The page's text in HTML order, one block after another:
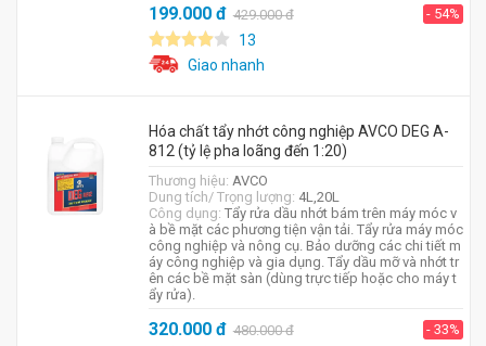
199.000đ 429.000đ - 54%
13
Giao nhanh
Hóa chất tẩy nhớt công nghiệp AVCO DEG A-
812 (tỷ lệ pha loãng đến 1:20)
Thương hiệu: AVCO
Dung tích/ Trọng lượng: 4L,20L
Công dụng: Tẩy rửa dầu nhớt bám trên máy móc v
à bề mặt các phương tiện vận tải. Tẩy rửa máy móc
công nghiệp và nông cụ. Bảo dưỡng các chi tiết m
áy công nghiệp và gia dụng. Tẩy dầu mỡ và nhớt tr
ên các bề mặt sàn (dùng trực tiếp hoặc cho máy t
ẩy rửa).
320.000đ 480.000đ - 33%